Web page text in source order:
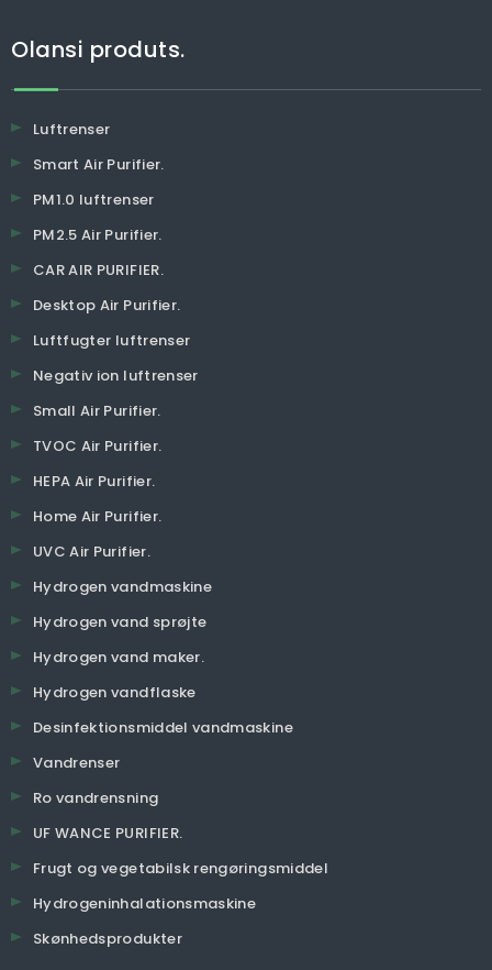
Olansi produts.
Luftrenser
Smart Air Purifier.
PM1.0 luftrenser
PM2.5 Air Purifier.
CAR AIR PURIFIER.
Desktop Air Purifier.
Luftfugter luftrenser
Negativ ion luftrenser
Small Air Purifier.
TVOC Air Purifier.
HEPA Air Purifier.
Home Air Purifier.
UVC Air Purifier.
Hydrogen vandmaskine
Hydrogen vand sprøjte
Hydrogen vand maker.
Hydrogen vandflaske
Desinfektionsmiddel vandmaskine
Vandrenser
Ro vandrensning
UF WANCE PURIFIER.
Frugt og vegetabilsk rengøringsmiddel
Hydrogeninhalationsmaskine
Skønhedsprodukter